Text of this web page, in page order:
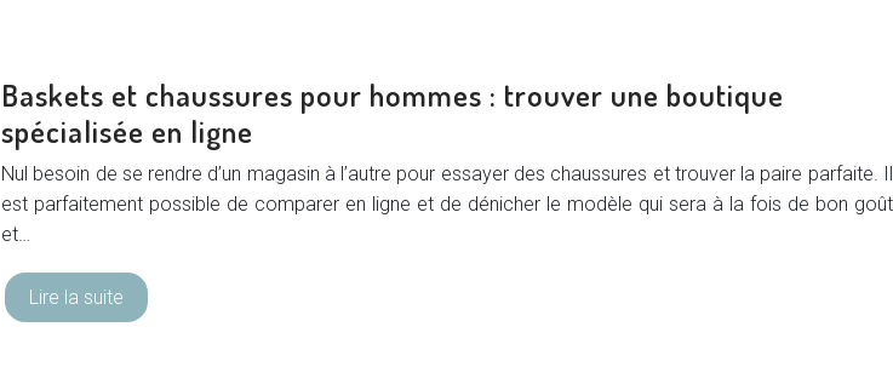
Baskets et chaussures pour hommes : trouver une boutique
spécialisée en ligne
Nul besoin de se rendre d’un magasin à l’autre pour essayer des chaussures et trouver la paire parfaite. Il
est parfaitement possible de comparer en ligne et de dénicher le modèle qui sera à la fois de bon goût
et…
Lire la suite